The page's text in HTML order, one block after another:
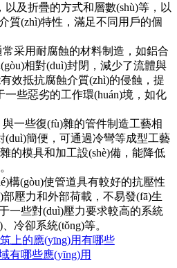
，以及折疊的方式和層數(shù)等，以
質(zhì)特性，滿足不同用戶的個
常采用耐腐蝕的材料制造，如鋁合
相對(duì)封閉，減少了流體與
有效抵抗腐蝕介質(zhì)的侵蝕，提
一些惡劣的工作環(huán)境，如化
與一些復(fù)雜的管件制造工藝相
簡便，可通過冷彎等成型工藝
的模具和加工設(shè)備，能降低
構(gòu)使管道具有較好的抗壓性
部壓力和外部荷載，不易發(fā)生
于一些對(duì)壓力要求較高的系統
冷卻系統(tǒng)等。
上的應(yīng)用有哪些
有哪些應(yīng)用